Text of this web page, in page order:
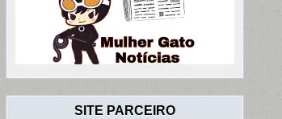
SITE PARCEIRO